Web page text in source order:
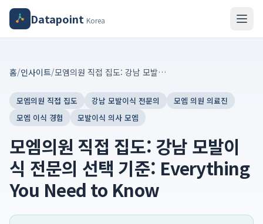
Datapoint Korea
홈/인사이트/ 모엠의원 직접 집도: 강남 모발이식 전문의 선택 기준: Everything You Need to Know
모엠의원 직접 집도 강남 모발이식 전문의
모엠 의원 의료진
모엠 이식 경험
모발이식 의사 모엠
모엠의원 직접 집도: 강남 모발이
식 전문의 선택 기준: Everything
You Need to Know